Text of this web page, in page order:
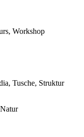
Workshop
Tusche, Struktur